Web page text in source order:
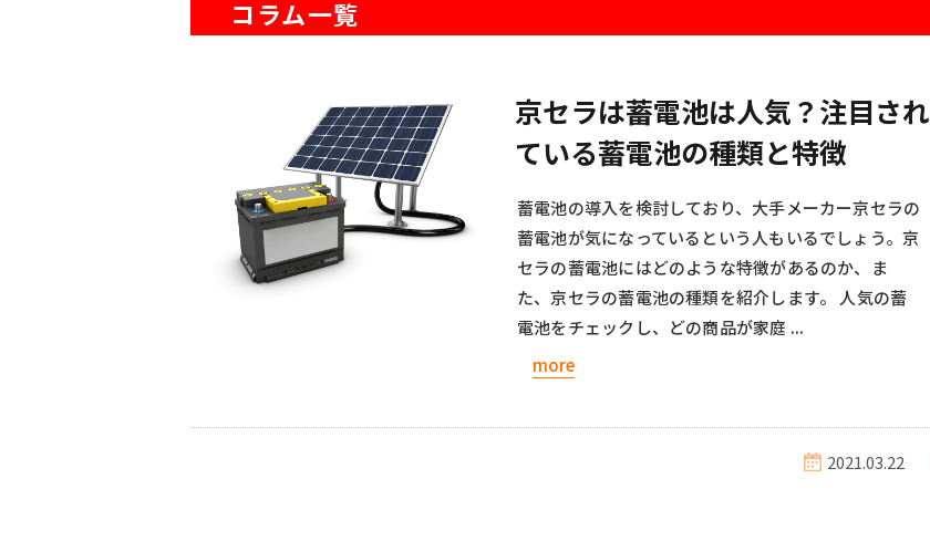
コラム一覧
京セラは蓄電池は人気？注目され
ている蓄電池の種類と特徴
蓄電池の導入を検討しており、大手メーカー京セラの
蓄電池が気になっているという人もいるでしょう。京
セラの蓄電池にはどのような特徴があるのか、ま
た、京セラの蓄電池の種類を紹介します。 人気の蓄
電池をチェックし、どの商品が家庭 ...
more
2021.03.22